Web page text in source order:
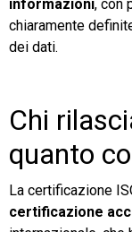
informazioni, con
chiaramente
dei dati.
Chi
quanto
La certificazione
certificazione